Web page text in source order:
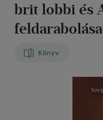
brit lobbi és
feldarabolása
Könyv